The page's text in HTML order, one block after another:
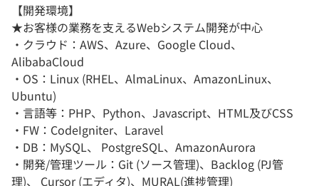
【開発環境】
★お客様の業務を支えるWebシステム開発が中心
・クラウド：AWS、Azure、Google Cloud、
AlibabaCloud
・OS：Linux (RHEL、AlmaLinux、AmazonLinux、
Ubuntu)
・言語等：PHP、Python、Javascript、HTML及びCSS
・FW：CodeIgniter、Laravel
・DB：MySQL、 PostgreSQL、AmazonAurora
・開発/管理ツール：Git (ソース管理)、Backlog (PJ管
理)、 Cursor (エディタ)、MURAL(進捗管理)